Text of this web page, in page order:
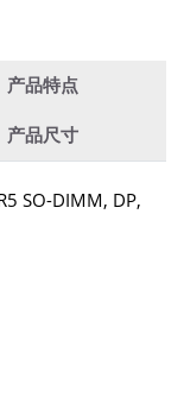
产品特点
产品尺寸
SO-DIMM, DP,